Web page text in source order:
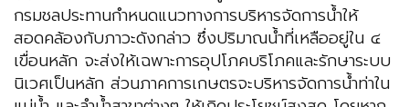
กรมชลประทานกำหนดแนวทางการบริหารจัดการน้ำให้
สอดคล้องกับภาวะดังกล่าว ซึ่งปริมาณน้ำที่เหลืออยู่ใน ๔
เขื่อนหลัก จะส่งให้เฉพาะการอุปโภคบริโภคและรักษาระบบ
นิเวศเป็นหลัก ส่วนภาคการเกษตรจะบริหารจัดการน้ำท่าใน